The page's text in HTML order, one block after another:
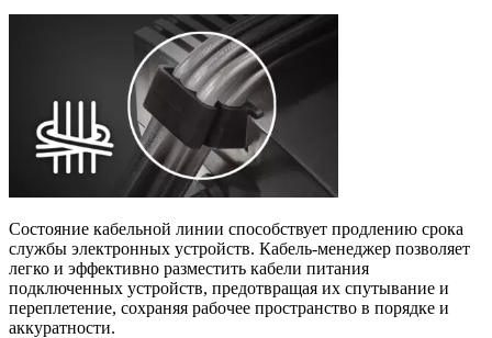
Состояние кабельной линии способствует продлению срока
службы электронных устройств. Кабель-менеджер позволяет
легко и эффективно разместить кабели питания
подключенных устройств, предотвращая их спутывание и
переплетение, сохраняя рабочее пространство в порядке и
аккуратности.